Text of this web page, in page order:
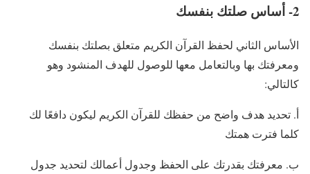
2- أساس صلتك بنفسك
الأساس الثاني لحفظ القرآن الكريم متعلق بصلتك بنفسك
ومعرفتك بها وبالتعامل معها للوصول للهدف المنشود وهو
كالتالي:
أ. تحديد هدف واضح من حفظك للقرآن الكريم ليكون دافعًا لك
كلما فترت همتك
ب. معرفتك بقدرتك على الحفظ وجدول أعمالك لتحديد جدول